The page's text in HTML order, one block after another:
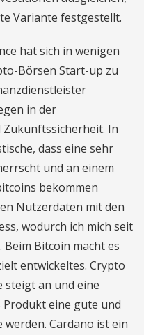
Variante festgestellt.
hat sich in wenigen
Börsen Start-up zu
in der
In
dass eine sehr
und an einem
bekommen
Nutzerdaten mit den
wodurch ich mich seit
Bitcoin macht es
entwickeltes. Crypto
steigt an und eine
eine gute und
Cardano ist ein